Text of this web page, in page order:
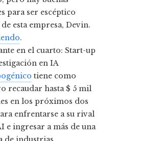
para ser escéptico
de esta empresa, Devin.
.
en el cuarto: Start-up
en IA
tiene como
recaudar hasta $ 5 mil
en los próximos dos
enfrentarse a su rival
e ingresar a más de una